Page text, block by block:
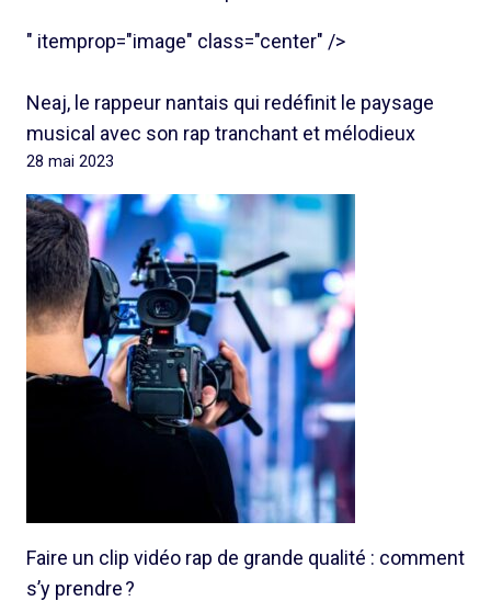
" itemprop="image" class="center" />
Neaj, le rappeur nantais qui redéfinit le paysage
musical avec son rap tranchant et mélodieux
28 mai 2023
Faire un clip vidéo rap de grande qualité : comment
s’y prendre ?